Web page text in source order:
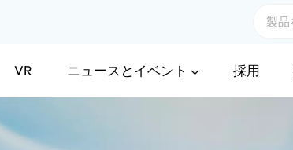
VR ニュースとイベント 採用